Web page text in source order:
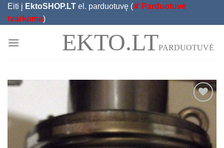
Skip
Eiti į EktoSHOP.LT el. parduotuvę (✘ Parduotuvė
tvarkoma)
EKTO.LTPARDUOTUVĖ
Add to
Wishlist